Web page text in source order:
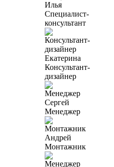
Илья
Специалист-
консультант
Екатерина
Консультант-
дизайнер
Сергей
Менеджер
Андрей
Монтажник